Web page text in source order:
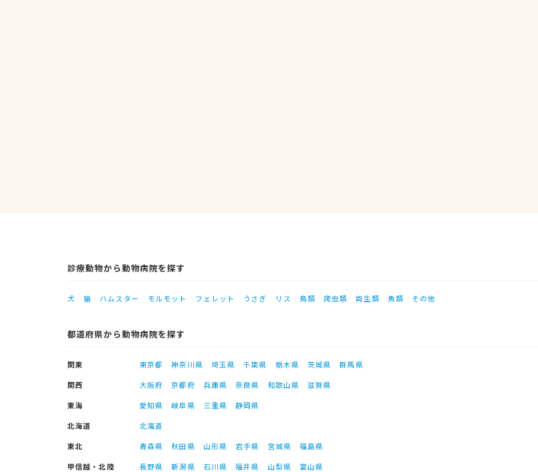
診療動物から動物病院を探す
犬 猫 ハムスター モルモット フェレット うさぎ リス 鳥類 爬虫類 両生類 魚類 その他
都道府県から動物病院を探す
関東 東京都 神奈川県 埼玉県 千葉県 栃木県 茨城県
群馬県
関西
大阪府 京都府 兵庫県 奈良県 和歌山県
滋賀県
東海
愛知県 岐阜県 三重県
静岡県
北海道
北海道
東北
青森県 秋田県 山形県 岩手県 宮城県
福島県
甲信越・北陸
長野県 新潟県 石川県 福井県 山梨県
富山県